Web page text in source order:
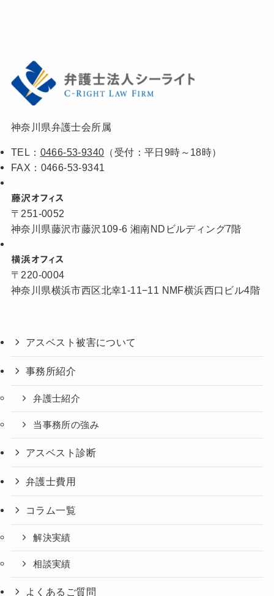
神奈川県弁護士会所属
TEL： 0466-53-9340 （受付：平日9時～18時）
FAX：0466-53-9341
藤沢オフィス
〒251-0052
神奈川県藤沢市藤沢109-6 湘南NDビルディング7階
横浜オフィス
〒220-0004
神奈川県横浜市西区北幸1-11−11 NMF横浜西口ビル4階
アスベスト被害について
事務所紹介
弁護士紹介
当事務所の強み
アスベスト診断
弁護士費用
コラム一覧
解決実績
相談実績
よくあるご質問